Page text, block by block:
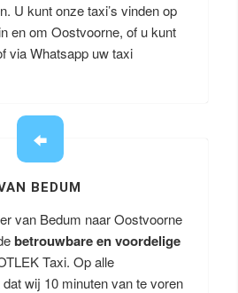
U kunt onze taxi’s vinden op
en om Oostvoorne, of u kunt
via Whatsapp uw taxi
BEDUM
van Bedum naar Oostvoorne
betrouwbare en voordelige
Taxi. Op alle
wij 10 minuten van te voren